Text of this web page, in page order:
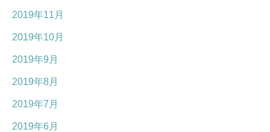
2019年11月
2019年10月
2019年9月
2019年8月
2019年7月
2019年6月